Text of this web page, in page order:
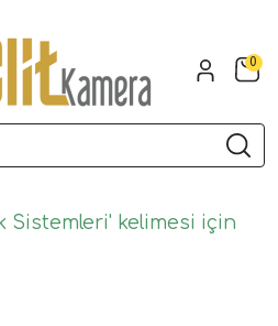
0
Sistemleri' kelimesi için